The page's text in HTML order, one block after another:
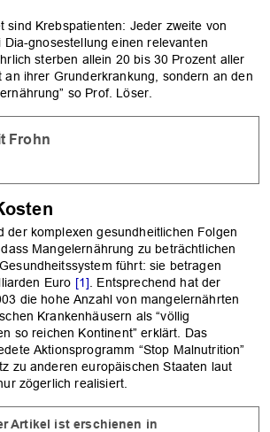
OK
sind Krebspatienten: Jeder zweite von
gnosestellung einen relevanten
sterben allein 20 bis 30 Prozent aller
an ihrer Grunderkrankung, sondern an den
so Prof. Löser.
Frohn
der komplexen gesundheitlichen Folgen
Mangelernährung zu beträchtlichen
führt: sie betragen
Euro [1] . Entsprechend hat der
die hohe Anzahl von mangelernährten
Krankenhäusern als “völlig
so reichen Kontinent” erklärt. Das
Aktionsprogramm “Stop Malnutrition”
zu anderen europäischen Staaten laut
zögerlich realisiert.
Artikel ist erschienen in